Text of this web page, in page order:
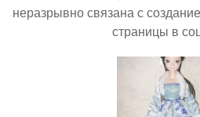
неразрывно связана с
страницы в